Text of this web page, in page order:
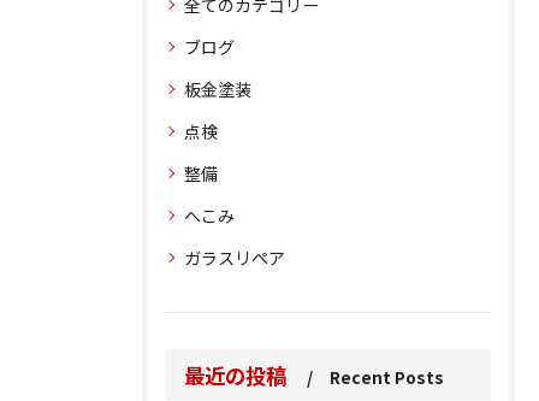
全てのカテゴリー
ブログ
板金塗装
点検
整備
へこみ
ガラスリペア
最近の投稿 Recent Posts